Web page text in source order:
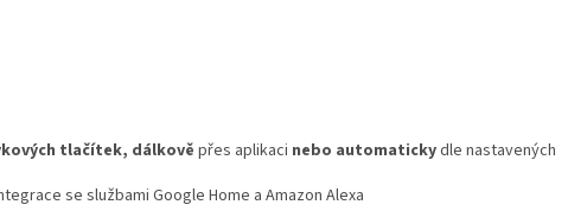
tlačítek, dálkově přes aplikaci nebo automatickydle nastavených
se službami Google Home a Amazon Alexa